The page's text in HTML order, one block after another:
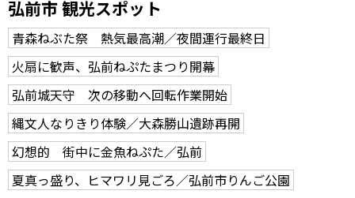
弘前市 観光スポット
青森ねぶた祭 熱気最高潮／夜間運行最終日
火扇に歓声、弘前ねぷたまつり開幕
弘前城天守 次の移動へ回転作業開始
縄文人なりきり体験／大森勝山遺跡再開
幻想的 街中に金魚ねぷた／弘前
夏真っ盛り、ヒマワリ見ごろ／弘前市りんご公園